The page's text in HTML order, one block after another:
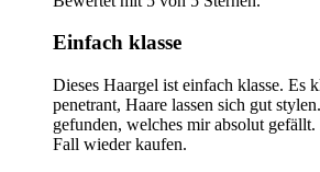
Einfach klasse
Dieses Haargel ist einfach klasse. Es
penetrant, Haare lassen sich gut
gefunden, welches mir absolut
Fall wieder kaufen.